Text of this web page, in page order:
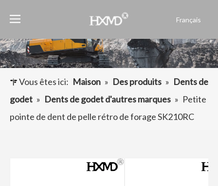
Français
العربية
Pусский
Español
Vous êtes ici: Maison » Des produits » Dents de
godet » Dents de godet d'autres marques » Petite
pointe de dent de pelle rétro de forage SK210RC